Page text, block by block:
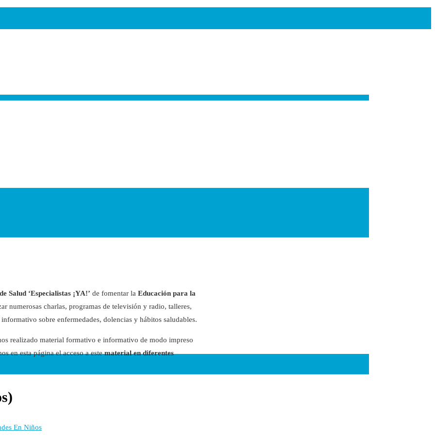
Salud ‘Especialistas ¡YA!’ de fomentar la Educación para la
numerosas charlas, programas de televisión y radio, talleres,
sobre enfermedades, dolencias y hábitos saludables.
realizado material formativo e informativo de modo impreso
en esta página el acceso a estematerial en diferentes
En Niños